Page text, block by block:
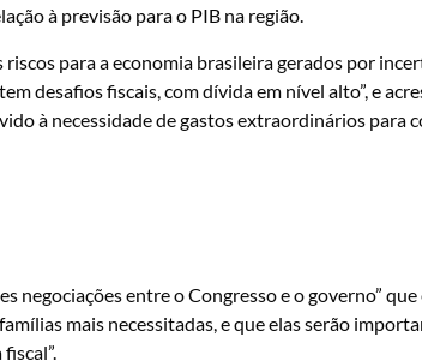
à previsão para o PIB na região.
riscos para a economia brasileira gerados por
desafios fiscais, com dívida em nível alto”, e
à necessidade de gastos extraordinários para
entre o Congresso e o governo”
mais necessitadas, e que elas serão